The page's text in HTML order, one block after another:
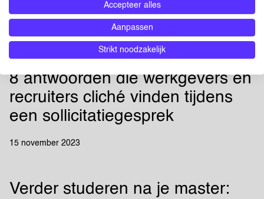
houden bij studievertraging?
8 antwoorden die werkgevers en
recruiters cliché vinden tijdens
een sollicitatiegesprek
15 november 2023
Verder studeren na je master:
Accepteer alles
Aanpassen
Strikt noodzakelijk